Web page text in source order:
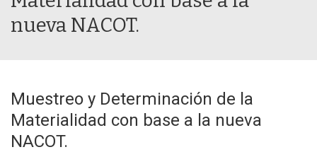
nueva NACOT.
Muestreo y Determinación de la
Materialidad con base a la nueva
NACOT.